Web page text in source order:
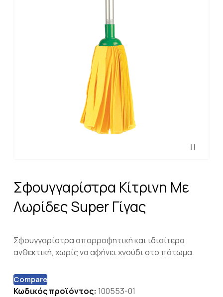
Σφουγγαρίστρα Κίτρινη Με
Λωρίδες Super Γίγας
Σφουγγαρίστρα απορροφητική και ιδιαίτερα
ανθεκτική, χωρίς να αφήνει χνούδι στο πάτωμα.
Compare
Κωδικός προϊόντος: 100553-01